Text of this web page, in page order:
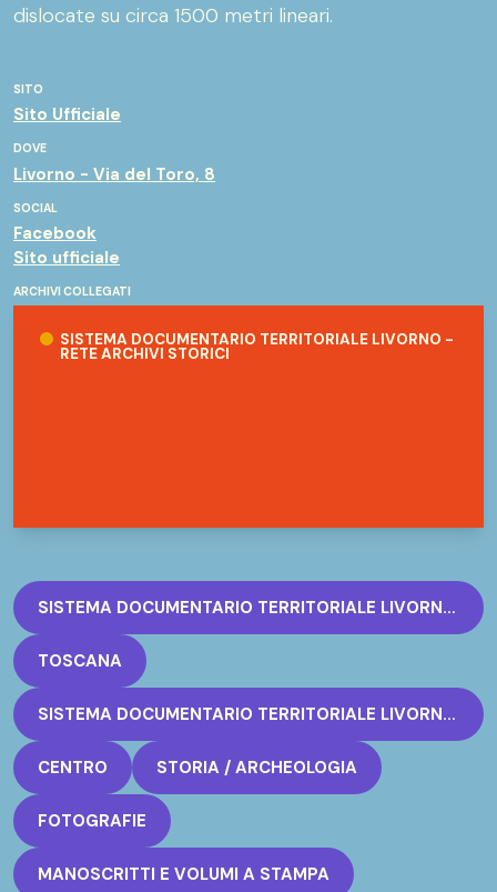
SITO
Sito Ufficiale
DOVE
Livorno - Via del Toro, 8
SOCIAL
Facebook
Sito ufficiale
ARCHIVI COLLEGATI
SISTEMA DOCUMENTARIO TERRITORIALE LIVORNO -
RETE ARCHIVI STORICI
SISTEMA DOCUMENTARIO TERRITORIALE LIVORNO - RETE ARCHIVI STORICI
TOSCANA
SISTEMA DOCUMENTARIO TERRITORIALE LIVORNO - RETE ARCHIVI STORICI
CENTRO STORIA / ARCHEOLOGIA
FOTOGRAFIE
MANOSCRITTI E VOLUMI A STAMPA
dislocate su circa 1500 metri lineari.